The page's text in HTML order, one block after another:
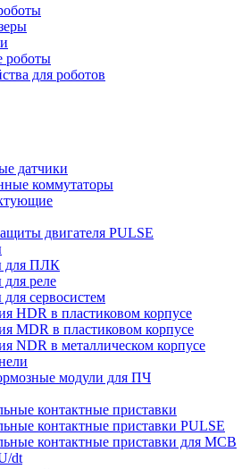
роботы
для роботов
датчики
коммутаторы
двигателя PULSE
для ПЛК
реле
сервосистем
HDR в пластиковом корпусе
MDR в пластиковом корпусе
NDR в металлическом корпусе
модули для ПЧ
контактные приставки
контактные приставки PULSE
контактные приставки для MCB
dt